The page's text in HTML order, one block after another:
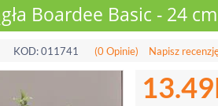
Boardee Basic - 24
KOD:011741 (0 Opinie) Napisz
13.49